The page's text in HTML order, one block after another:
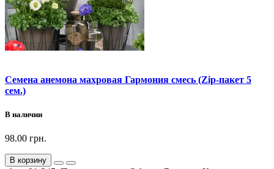
Семена анемона махровая Гармония смесь (Zip-пакет 5
сем.)
В наличии
98.00 грн.
В корзину